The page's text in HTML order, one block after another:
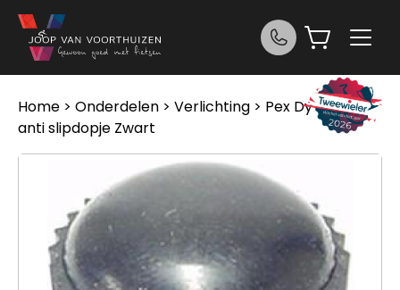
Ga naar de inhoud
Home > Onderdelen > Verlichting > Pex Dynamo
anti slipdopje Zwart